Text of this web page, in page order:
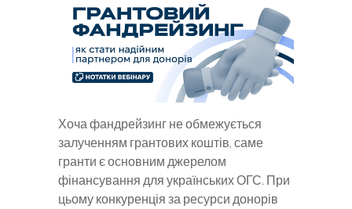
Хоча фандрейзинг не обмежується
залученням грантових коштів, саме
гранти є основним джерелом
фінансування для українських ОГС. При
цьому конкуренція за ресурси донорів